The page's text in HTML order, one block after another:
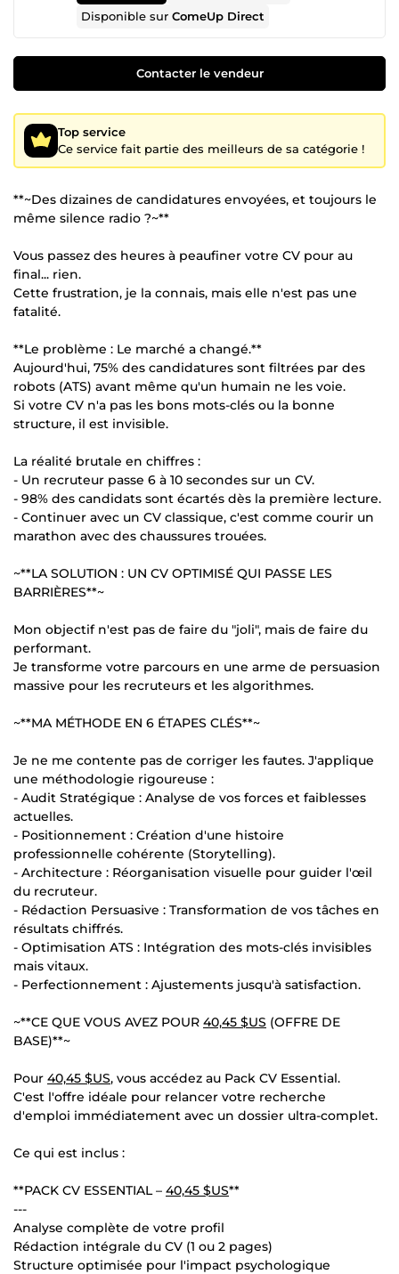
Disponible surComeUp Direct
Contacter le vendeur
Top service
Ce service fait partie des meilleurs de sa catégorie !
**~Des dizaines de candidatures envoyées, et toujours le
même silence radio ?~**
Vous passez des heures à peaufiner votre CV pour au
final... rien.
Cette frustration, je la connais, mais elle n'est pas une
fatalité.
**Le problème : Le marché a changé.**
Aujourd'hui, 75% des candidatures sont filtrées par des
robots (ATS) avant même qu'un humain ne les voie.
Si votre CV n'a pas les bons mots-clés ou la bonne
structure, il est invisible.
La réalité brutale en chiffres :
- Un recruteur passe 6 à 10 secondes sur un CV.
- 98% des candidats sont écartés dès la première lecture.
- Continuer avec un CV classique, c'est comme courir un
marathon avec des chaussures trouées.
~**LA SOLUTION : UN CV OPTIMISÉ QUI PASSE LES
BARRIÈRES**~
Mon objectif n'est pas de faire du "joli", mais de faire du
performant.
Je transforme votre parcours en une arme de persuasion
massive pour les recruteurs et les algorithmes.
~**MA MÉTHODE EN 6 ÉTAPES CLÉS**~
Je ne me contente pas de corriger les fautes. J'applique
une méthodologie rigoureuse :
- Audit Stratégique : Analyse de vos forces et faiblesses
actuelles.
- Positionnement : Création d'une histoire
professionnelle cohérente (Storytelling).
- Architecture : Réorganisation visuelle pour guider l'œil
du recruteur.
- Rédaction Persuasive : Transformation de vos tâches en
résultats chiffrés.
- Optimisation ATS : Intégration des mots-clés invisibles
mais vitaux.
- Perfectionnement : Ajustements jusqu'à satisfaction.
~**CE QUE VOUS AVEZ POUR 40,45 $US (OFFRE DE
BASE)**~
Pour 40,45 $US, vous accédez au Pack CV Essential.
C'est l'offre idéale pour relancer votre recherche
d'emploi immédiatement avec un dossier ultra-complet.
Ce qui est inclus :
**PACK CV ESSENTIAL – 40,45 $US**
---
Analyse complète de votre profil
Rédaction intégrale du CV (1 ou 2 pages)
Structure optimisée pour l'impact psychologique